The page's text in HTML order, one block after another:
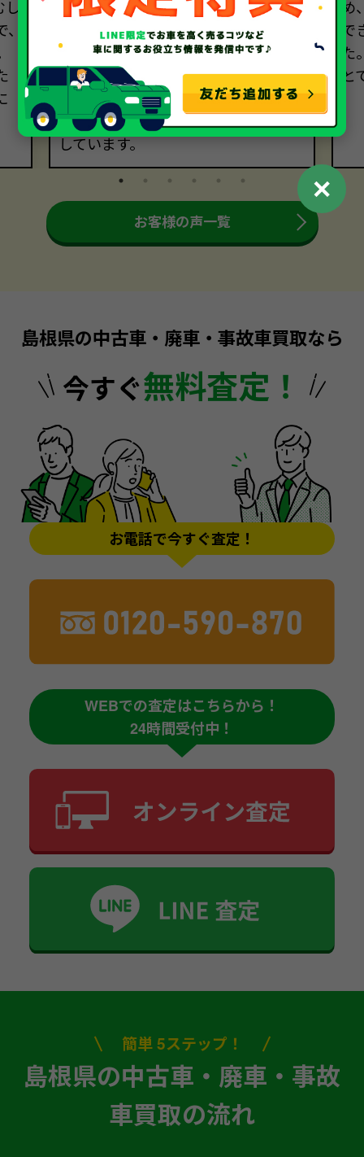
ていましたが、担当者の方の親切丁
寧なご対応のおかげでスムーズに進
めることができました。電話対応し
てくださった女性の方も大変素晴ら
しかったです。父が大切にしていた車
なので買い取ってもらえてとても満足
しています。
と
お客様の声一覧
島根県の中古車・廃車・事故車買取なら
今すぐ無料査定！
お電話で今すぐ査定！
WEBでの査定はこちらから！
24時間受付中！
簡単 5ステップ！
島根県の中古車・廃車・事故
車買取の流れ
✕